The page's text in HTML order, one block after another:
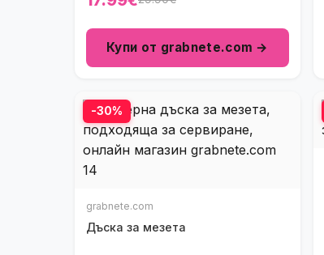
Купи от grabnete.com →
-30%
grabnete.com
Дъска за мезета